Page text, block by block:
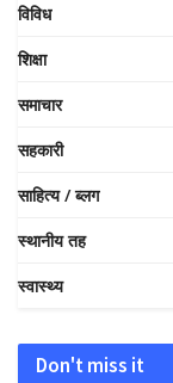
विविध
शिक्षा
समाचार
सहकारी
साहित्य / ब्लग
स्थानीय तह
स्वास्थ्य
Don't miss it